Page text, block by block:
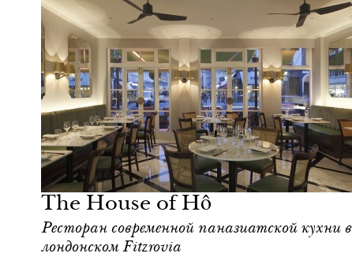
The House of Hô
Ресторан современной паназиатской кухни в
лондонском Fitzrovia
Городская среда
Лондон